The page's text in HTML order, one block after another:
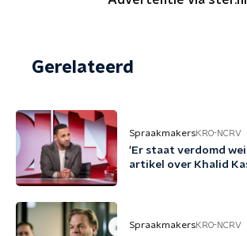
Gerelateerd
SpraakmakersKRO-NCRV
'Er staat verdomd
artikel over Khalid
SpraakmakersKRO-NCRV